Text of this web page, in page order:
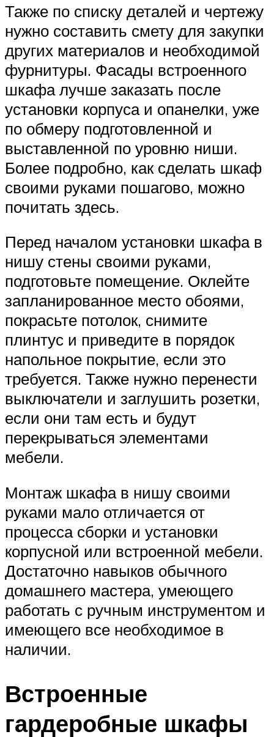
Также по списку деталей и чертежу
нужно составить смету для закупки
других материалов и необходимой
фурнитуры. Фасады встроенного
шкафа лучше заказать после
установки корпуса и опанелки, уже
по обмеру подготовленной и
выставленной по уровню ниши.
Более подробно, как сделать шкаф
своими руками пошагово, можно
почитать здесь.
Перед началом установки шкафа в
нишу стены своими руками,
подготовьте помещение. Оклейте
запланированное место обоями,
покрасьте потолок, снимите
плинтус и приведите в порядок
напольное покрытие, если это
требуется. Также нужно перенести
выключатели и заглушить розетки,
если они там есть и будут
перекрываться элементами
мебели.
Монтаж шкафа в нишу своими
руками мало отличается от
процесса сборки и установки
корпусной или встроенной мебели.
Достаточно навыков обычного
домашнего мастера, умеющего
работать с ручным инструментом и
имеющего все необходимое в
наличии.
Встроенные
гардеробные шкафы